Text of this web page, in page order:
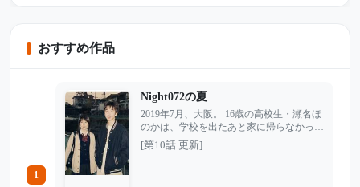
おすすめ作品
1
Night072の夏
2019年7月、大阪。 16歳の高校生・瀬名ほ
のかは、学校を出たあと家に帰らなかっ
た。普段なら遅くなる時は必ず連絡を入れ
る娘。だがその夜、何度電話をかけても、
[第10話 更新]